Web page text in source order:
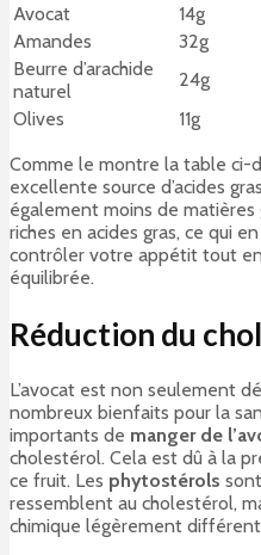
Avocat
14g
Amandes
32g
Beurre d’arachide
naturel
24g
Olives
11g
Comme le montre la table ci-
excellente source d’acides
également moins de matières
riches en acides gras, ce qui
contrôler votre appétit tout
équilibrée.
Réduction du
L’avocat est non seulement
nombreux bienfaits pour la
importants de manger de
cholestérol. Cela est dû à la
ce fruit. Les phytostérols
ressemblent au cholestérol,
chimique légèrement